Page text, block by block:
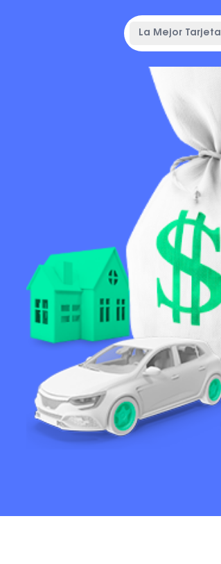
La Mejor Tarjeta